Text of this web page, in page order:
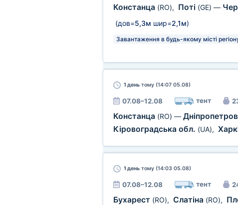
Констанца (RO), Поті (GE) —
(дов=5,3м шир=2,1м)
Завантаження в будь-якому місті
1 деньтому (14:07 05.08)
07.08–12.08 тент
Констанца (RO) —
Кіровоградська обл. (UA),
1 деньтому (14:03 05.08)
07.08–12.08 тент
Бухарест (RO), Слатіна (RO),